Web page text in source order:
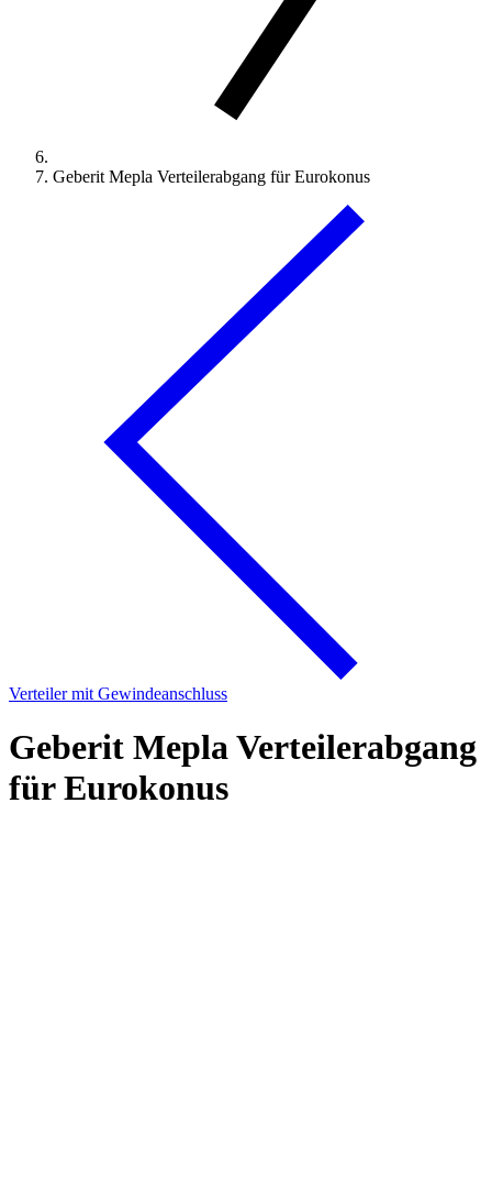
Geberit Mepla Verteilerabgang für Eurokonus
Verteiler mit Gewindeanschluss
Geberit Mepla Verteilerabgang
für Eurokonus